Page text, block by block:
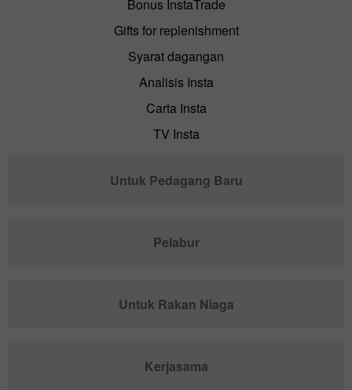
Bonus InstaTrade
Gifts for replenishment
Syarat dagangan
Analisis Insta
Carta Insta
TV Insta
Untuk Pedagang Baru
Pelabur
Untuk Rakan Niaga
Kerjasama